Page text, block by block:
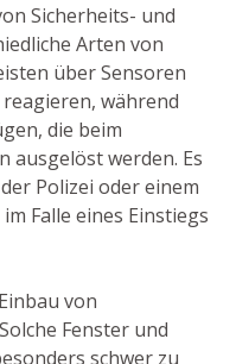
Sicherheits- und
Arten von
über Sensoren
während
die beim
ausgelöst werden. Es
Polizei oder einem
Falle eines Einstiegs
von
Fenster und
schwer zu